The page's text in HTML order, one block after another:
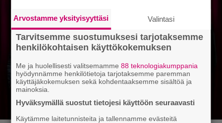
Arvostamme yksityisyyttäsi Valintasi
Tarvitsemme suostumuksesi tarjotaksemme
henkilökohtaisen käyttökokemuksen
Me ja huolellisesti valitsemamme88 teknologiakumppania
hyödynnämme henkilötietoja tarjotaksemme paremman
käyttäjäkokemuksen sekä kohdentaaksemme sisältöä ja
mainoksia.
Hyväksymällä suostut tietojesi käyttöön seuraavasti
Käytämme laitetunnisteita ja tallennamme evästeitä